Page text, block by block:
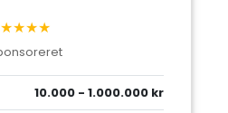
★★★★
10.000 - 1.000.000 kr